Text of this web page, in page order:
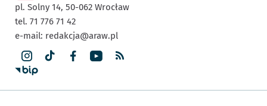
pl. Solny 14, 50-062 Wrocław
tel. 71 776 71 42
e-mail: redakcja@araw.pl